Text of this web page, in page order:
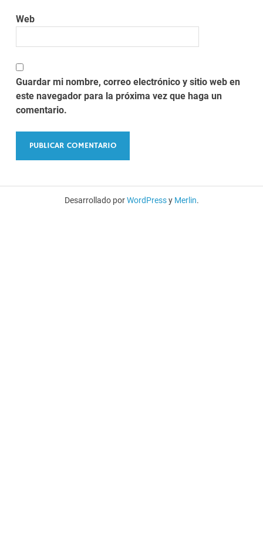
Web
Guardar mi nombre, correo electrónico y sitio web en
este navegador para la próxima vez que haga un
comentario.
Desarrollado porWordPressy Merlin.